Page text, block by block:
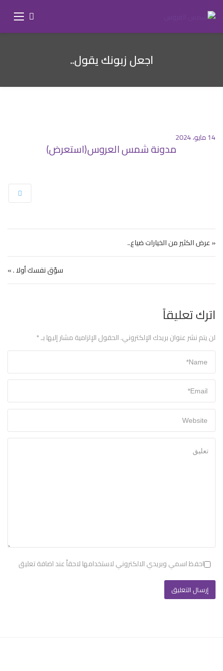
اجعل زبونك يقول..
14 مايو، 2024
مدونة شمس العروس(استعرض)
تصفّح المقالات
« عرض الكثير من الخيارات ضياع..
سوّق نفسك أولا . »
اترك تعليقاً
لن يتم نشر عنوان بريدك الإلكتروني.الحقول الإلزامية مشار إليها بـ*
احفظ اسمي وبريدي الالكتروني لاستخدامها لاحقاً عند اضافة تعليق